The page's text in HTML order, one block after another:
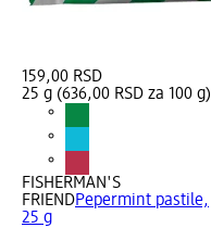
159,00 RSD
25 g (636,00 RSD za 100 g)
FISHERMAN'S
FRIENDPepermint pastile,
25 g